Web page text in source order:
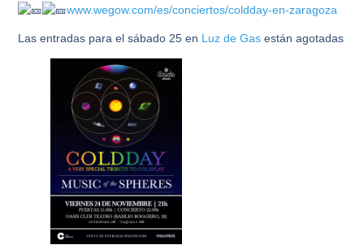
www.wegow.com/es/conciertos/coldday-en-zaragoza
Las entradas para el sábado 25 en Luz de Gas están agotadas